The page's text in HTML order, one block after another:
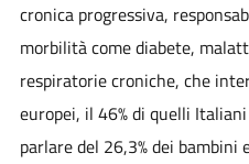
cronica progressiva,
morbilità come diabete,
respiratorie croniche, che
europei, il 46% di quelli
parlare del 26,3% dei